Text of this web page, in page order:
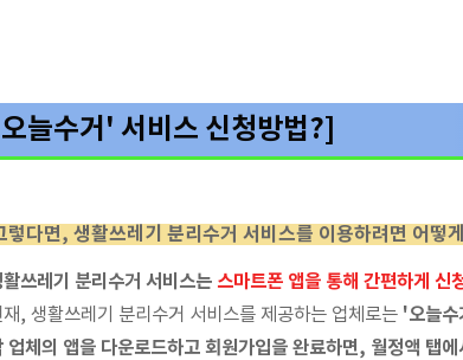
늘수거' 서비스 신청방법?]
렇다면, 생활쓰레기 분리수거 서비스를 이용하려면 어떻
활쓰레기 분리수거 서비스는 스마트폰 앱을 통해 간편하게 신
재, 생활쓰레기 분리수거 서비스를 제공하는 업체로는 '오늘
업체의 앱을 다운로드하고 회원가입을 완료하면, 월정액 탭